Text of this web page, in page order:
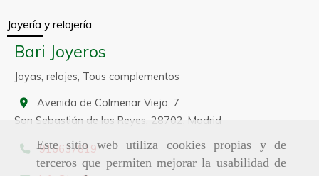
Este sitio web utiliza cookies propias y de
terceros que permiten mejorar la usabilidad de
Joyería y relojería
Bari Joyeros
Joyas, relojes, Tous complementos
Avenida de Colmenar Viejo, 7
San Sebastián de los Reyes, 28702, Madrid
916637819